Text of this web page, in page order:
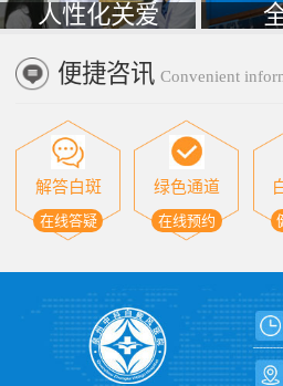
人性化关爱
便捷咨讯 Convenient
解答白斑
在线答疑
绿色通道
在线预约